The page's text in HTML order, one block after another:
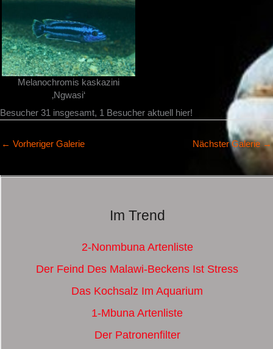
Melanochromis kaskazini
‚Ngwasi‘
Besucher 31 insgesamt, 1 Besucher aktuell hier!
← Vorheriger Galerie Nächster Galerie→
Im Trend
2-Nonmbuna Artenliste
Der Feind Des Malawi-Beckens Ist Stress
Das Kochsalz Im Aquarium
1-Mbuna Artenliste
Der Patronenfilter